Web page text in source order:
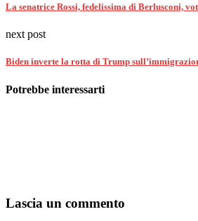
La senatrice Rossi, fedelissima di Berlusconi,
next post
Biden inverte la rotta di Trump
Potrebbe interessarti
Lascia un commento